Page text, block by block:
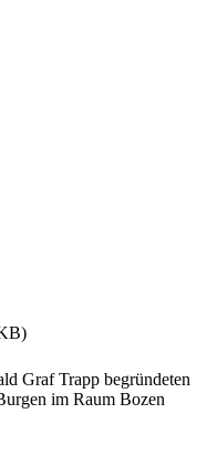
Graf Trapp begründeten
im Raum Bozen